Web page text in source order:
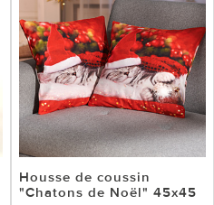
Housse de coussin
"Chatons de Noël" 45x45